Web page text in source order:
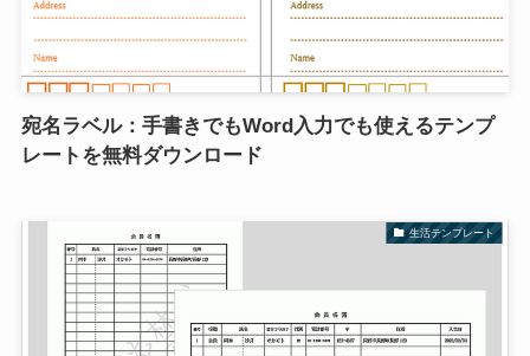
宛名ラベル：手書きでもWord入力でも使えるテンプ
レートを無料ダウンロード
生活テンプレート